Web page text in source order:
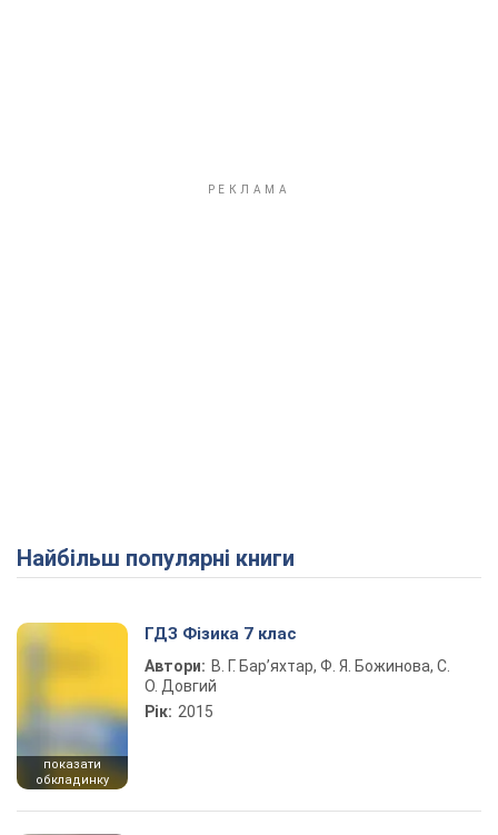
Найбільш популярні книги
показати
обкладинку
ГДЗ Фізика 7 клас
Автори: В. Г. Бар’яхтар, Ф. Я. Божинова, С.
О. Довгий
Рік: 2015